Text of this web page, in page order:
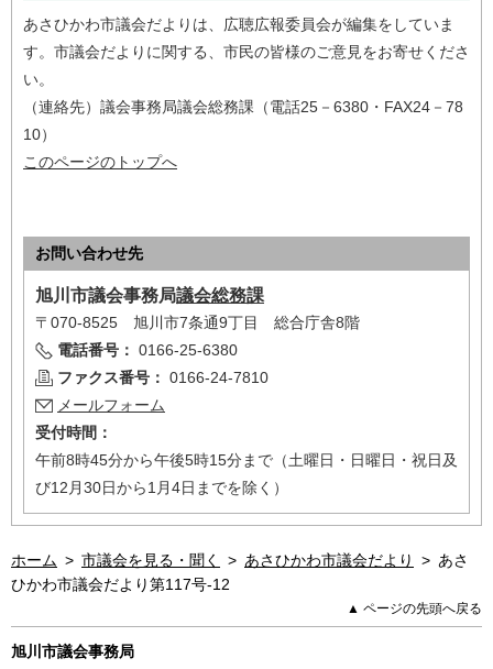
あさひかわ市議会だよりは、広聴広報委員会が編集をしていま
す。市議会だよりに関する、市民の皆様のご意見をお寄せくださ
い。
（連絡先）議会事務局議会総務課（電話25－6380・FAX24－78
10）
このページのトップへ
お問い合わせ先
旭川市議会事務局議会総務課
〒070-8525 旭川市7条通9丁目 総合庁舎8階
電話番号： 0166-25-6380
ファクス番号： 0166-24-7810
メールフォーム
受付時間：
午前8時45分から午後5時15分まで（土曜日・日曜日・祝日及
び12月30日から1月4日までを除く）
ホーム > 市議会を見る・聞く > あさひかわ市議会だより > あさ
ひかわ市議会だより第117号-12
▲ ページの先頭へ戻る
旭川市議会事務局